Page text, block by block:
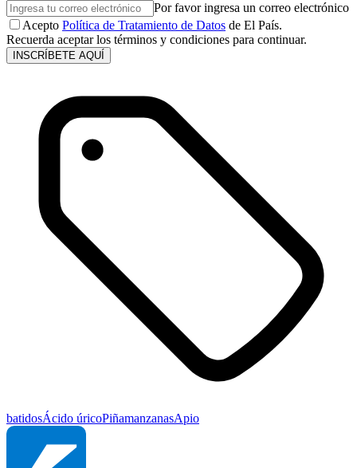
Por favor ingresa un correo electrónico
Acepto Política de Tratamiento de Datos de El País.
Recuerda aceptar los términos y condiciones para continuar.
INSCRÍBETE AQUÍ
batidosÁcido úricoPiñamanzanasApio